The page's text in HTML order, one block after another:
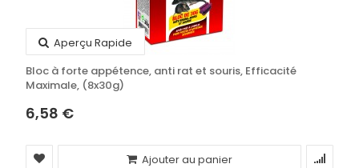
Aperçu Rapide
Bloc à forte appétence, anti rat et souris, Efficacité
Maximale, (8x30g)
6,58 €
Ajouter au panier